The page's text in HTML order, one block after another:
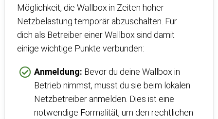
Möglichkeit, die Wallbox in Zeiten hoher
Netzbelastung temporär abzuschalten. Für
dich als Betreiber einer Wallbox sind damit
einige wichtige Punkte verbunden:
Anmeldung: Bevor du deine Wallbox in
Betrieb nimmst, musst du sie beim lokalen
Netzbetreiber anmelden. Dies ist eine
notwendige Formalität, um den rechtlichen